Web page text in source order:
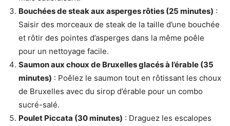
Bouchées de steak aux asperges rôties (25 minutes) :
Saisir des morceaux de steak de la taille d’une bouchée
et rôtir des pointes d’asperges dans la même poêle
pour un nettoyage facile.
Saumon aux choux de Bruxelles glacés à l’érable (35
minutes) : Poêlez le saumon tout en rôtissant les choux
de Bruxelles avec du sirop d’érable pour un combo
sucré-salé.
Poulet Piccata (30 minutes) : Draguez les escalopes